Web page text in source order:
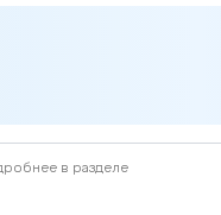
в разделе